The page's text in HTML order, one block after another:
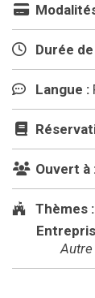
Durée
Langue :
Ouvert à
Thèmes :